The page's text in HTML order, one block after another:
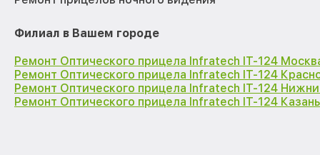
Филиал в Вашем городе
Ремонт Оптического прицела Infratech IT-124
Ремонт Оптического прицела Infratech IT-124
Ремонт Оптического прицела Infratech IT-124
Ремонт Оптического прицела Infratech IT-124 Казань